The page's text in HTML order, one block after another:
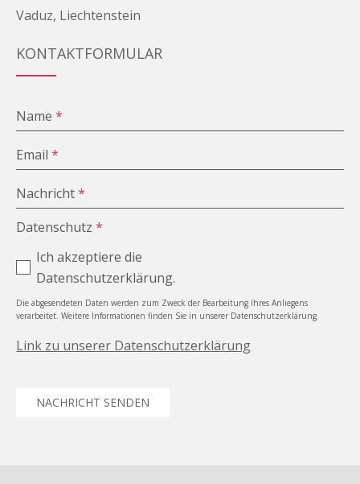
Vaduz, Liechtenstein
KONTAKTFORMULAR
Name*
Email*
Nachricht*
Datenschutz*
Ich akzeptiere die
Datenschutzerklärung.
Die abgesendeten Daten werden zum Zweck der Bearbeitung Ihres Anliegens
verarbeitet. Weitere Informationen finden Sie in unserer Datenschutzerklärung.
Link zu unserer Datenschutzerklärung
NACHRICHT SENDEN